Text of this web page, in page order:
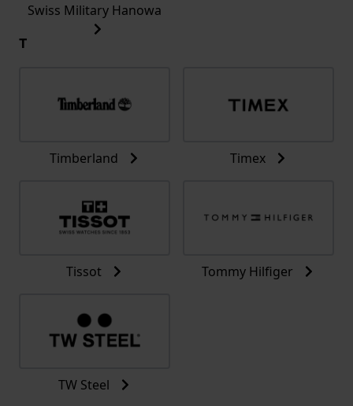
Swiss Military Hanowa
T
Timberland Timex
Tissot Tommy Hilfiger
TW Steel